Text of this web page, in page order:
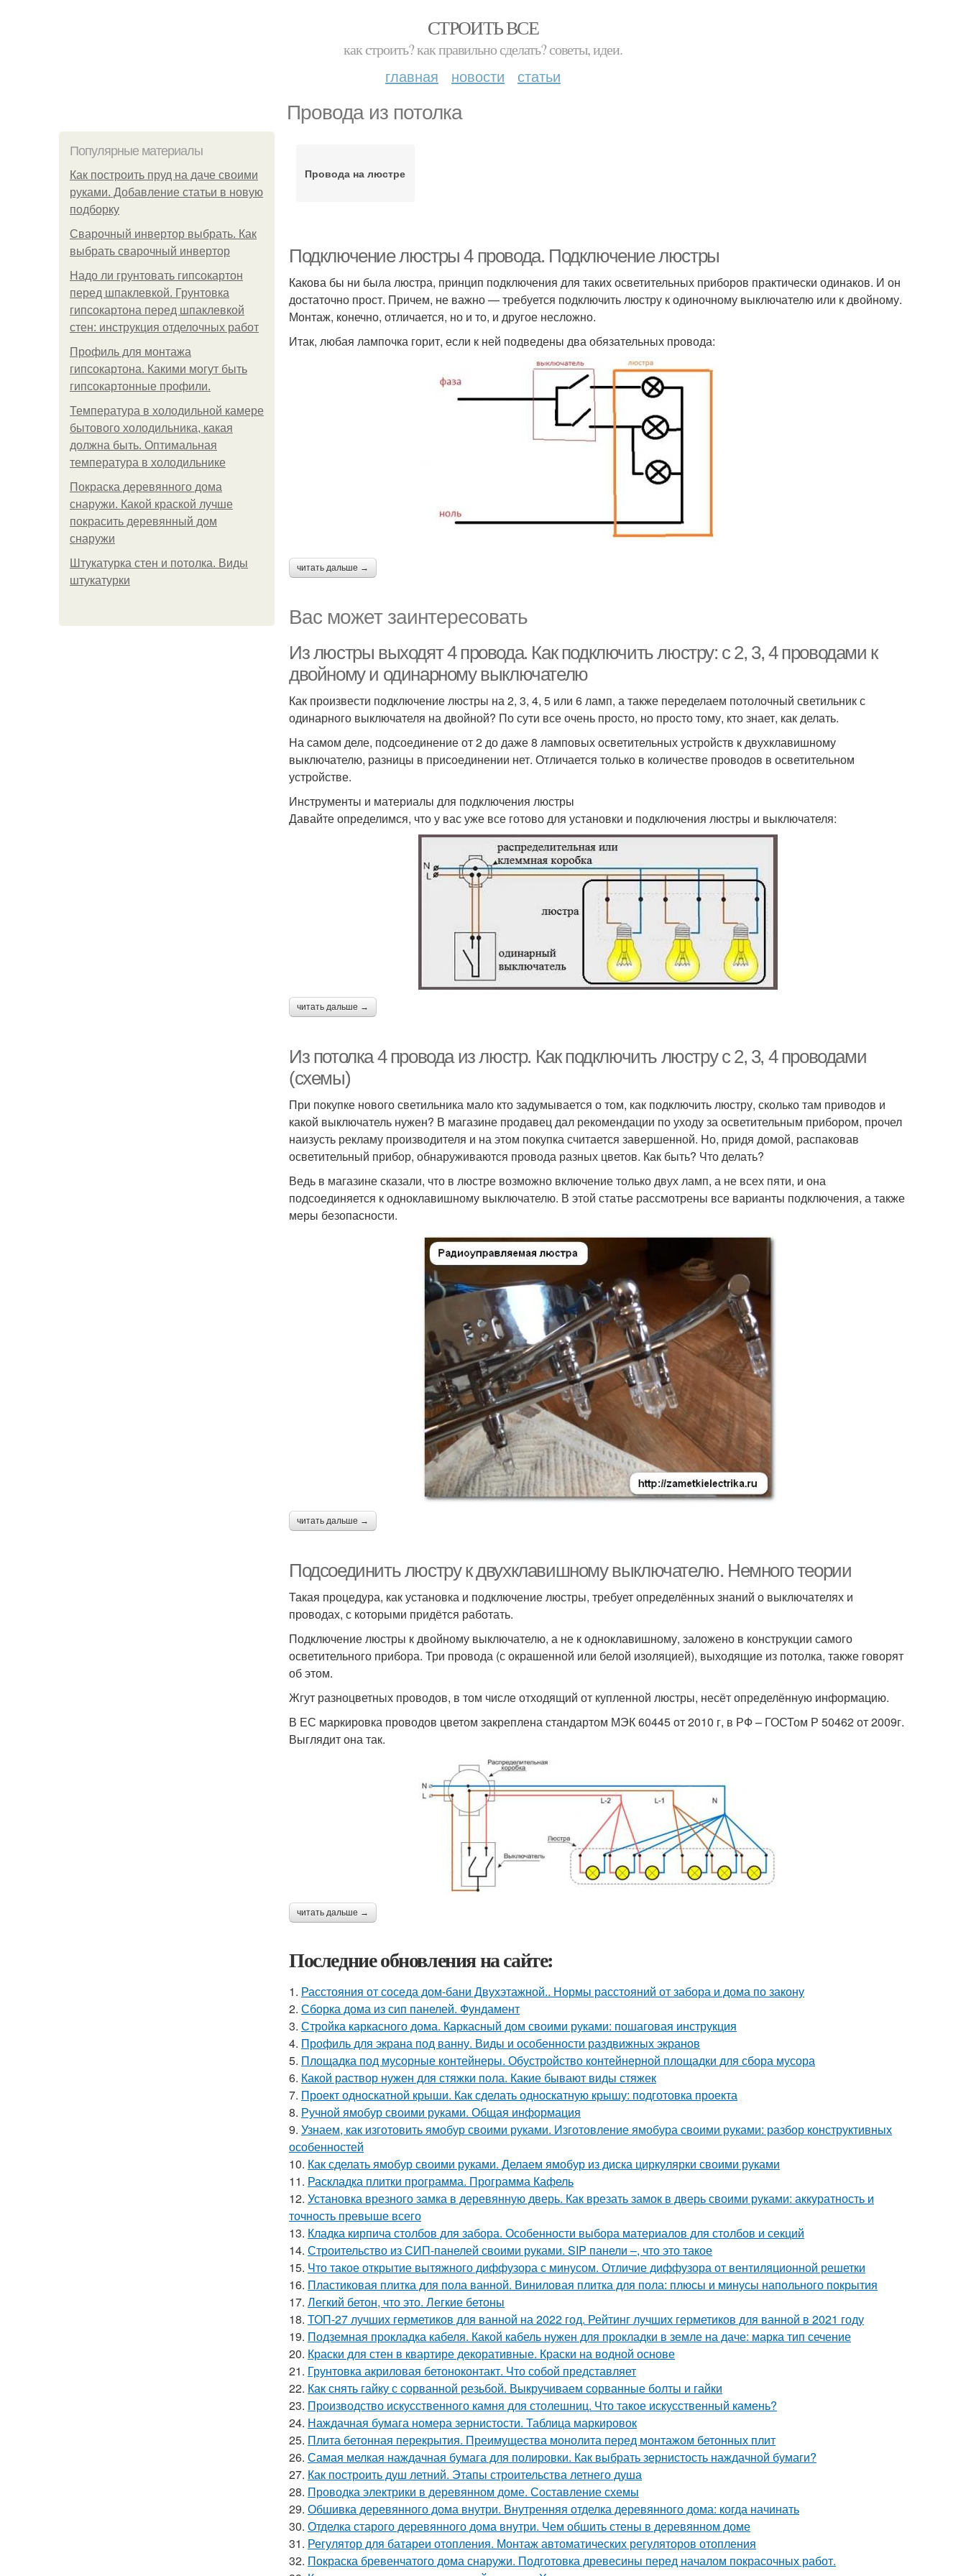
СТРОИТЬ ВСЕ
как строить? как правильно сделать? советы, идеи.
главная новости статьи
Провода из потолка
Популярные материалы
Как построить пруд на даче своими
руками. Добавление статьи в новую
подборку
Сварочный инвертор выбрать. Как
выбрать сварочный инвертор
Надо ли грунтовать гипсокартон
перед шпаклевкой. Грунтовка
гипсокартона перед шпаклевкой
стен: инструкция отделочных работ
Профиль для монтажа
гипсокартона. Какими могут быть
гипсокартонные профили.
Температура в холодильной камере
бытового холодильника, какая
должна быть. Оптимальная
температура в холодильнике
Покраска деревянного дома
снаружи. Какой краской лучше
покрасить деревянный дом
снаружи
Штукатурка стен и потолка. Виды
штукатурки
Провода на люстре
Подключение люстры 4 провода. Подключение люстры
Какова бы ни была люстра, принцип подключения для таких осветительных приборов практически одинаков. И он
достаточно прост. Причем, не важно — требуется подключить люстру к одиночному выключателю или к двойному.
Монтаж, конечно, отличается, но и то, и другое несложно.
Итак, любая лампочка горит, если к ней подведены два обязательных провода:
читать дальше →
Вас может заинтересовать
Из люстры выходят 4 провода. Как подключить люстру: с 2, 3, 4 проводами к
двойному и одинарному выключателю
Как произвести подключение люстры на 2, 3, 4, 5 или 6 ламп, а также переделаем потолочный светильник с
одинарного выключателя на двойной? По сути все очень просто, но просто тому, кто знает, как делать.
На самом деле, подсоединение от 2 до даже 8 ламповых осветительных устройств к двухклавишному
выключателю, разницы в присоединении нет. Отличается только в количестве проводов в осветительном
устройстве.
Инструменты и материалы для подключения люстры
Давайте определимся, что у вас уже все готово для установки и подключения люстры и выключателя:
читать дальше →
Из потолка 4 провода из люстр. Как подключить люстру с 2, 3, 4 проводами
(схемы)
При покупке нового светильника мало кто задумывается о том, как подключить люстру, сколько там приводов и
какой выключатель нужен? В магазине продавец дал рекомендации по уходу за осветительным прибором, прочел
наизусть рекламу производителя и на этом покупка считается завершенной. Но, придя домой, распаковав
осветительный прибор, обнаруживаются провода разных цветов. Как быть? Что делать?
Ведь в магазине сказали, что в люстре возможно включение только двух ламп, а не всех пяти, и она
подсоединяется к одноклавишному выключателю. В этой статье рассмотрены все варианты подключения, а также
меры безопасности.
читать дальше →
Подсоединить люстру к двухклавишному выключателю. Немного теории
Такая процедура, как установка и подключение люстры, требует определённых знаний о выключателях и
проводах, с которыми придётся работать.
Подключение люстры к двойному выключателю, а не к одноклавишному, заложено в конструкции самого
осветительного прибора. Три провода (с окрашенной или белой изоляцией), выходящие из потолка, также говорят
об этом.
Жгут разноцветных проводов, в том числе отходящий от купленной люстры, несёт определённую информацию.
В ЕС маркировка проводов цветом закреплена стандартом МЭК 60445 от 2010 г, в РФ – ГОСТом Р 50462 от 2009г.
Выглядит она так.
читать дальше →
Последние обновления на сайте:
1. Расстояния от соседа дом-бани Двухэтажной.. Нормы расстояний от забора и дома по закону
2. Сборка дома из сип панелей. Фундамент
3. Стройка каркасного дома. Каркасный дом своими руками: пошаговая инструкция
4. Профиль для экрана под ванну. Виды и особенности раздвижных экранов
5. Площадка под мусорные контейнеры. Обустройство контейнерной площадки для сбора мусора
6. Какой раствор нужен для стяжки пола. Какие бывают виды стяжек
7. Проект односкатной крыши. Как сделать односкатную крышу: подготовка проекта
8. Ручной ямобур своими руками. Общая информация
9. Узнаем, как изготовить ямобур своими руками. Изготовление ямобура своими руками: разбор конструктивных
особенностей
10. Как сделать ямобур своими руками. Делаем ямобур из диска циркулярки своими руками
11. Раскладка плитки программа. Программа Кафель
12. Установка врезного замка в деревянную дверь. Как врезать замок в дверь своими руками: аккуратность и
точность превыше всего
13. Кладка кирпича столбов для забора. Особенности выбора материалов для столбов и секций
14. Строительство из СИП-панелей своими руками. SIP панели –, что это такое
15. Что такое открытие вытяжного диффузора с минусом. Отличие диффузора от вентиляционной решетки
16. Пластиковая плитка для пола ванной. Виниловая плитка для пола: плюсы и минусы напольного покрытия
17. Легкий бетон, что это. Легкие бетоны
18. ТОП-27 лучших герметиков для ванной на 2022 год. Рейтинг лучших герметиков для ванной в 2021 году
19. Подземная прокладка кабеля. Какой кабель нужен для прокладки в земле на даче: марка тип сечение
20. Краски для стен в квартире декоративные. Краски на водной основе
21. Грунтовка акриловая бетоноконтакт. Что собой представляет
22. Как снять гайку с сорванной резьбой. Выкручиваем сорванные болты и гайки
23. Производство искусственного камня для столешниц. Что такое искусственный камень?
24. Наждачная бумага номера зернистости. Таблица маркировок
25. Плита бетонная перекрытия. Преимущества монолита перед монтажом бетонных плит
26. Самая мелкая наждачная бумага для полировки. Как выбрать зернистость наждачной бумаги?
27. Как построить душ летний. Этапы строительства летнего душа
28. Проводка электрики в деревянном доме. Составление схемы
29. Обшивка деревянного дома внутри. Внутренняя отделка деревянного дома: когда начинать
30. Отделка старого деревянного дома внутри. Чем обшить стены в деревянном доме
31. Регулятор для батареи отопления. Монтаж автоматических регуляторов отопления
32. Покраска бревенчатого дома снаружи. Подготовка древесины перед началом покрасочных работ.